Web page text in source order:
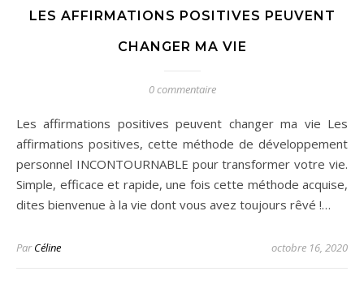
LES AFFIRMATIONS POSITIVES PEUVENT
CHANGER MA VIE
0 commentaire
Les affirmations positives peuvent changer ma vie Les
affirmations positives, cette méthode de développement
personnel INCONTOURNABLE pour transformer votre vie.
Simple, efficace et rapide, une fois cette méthode acquise,
dites bienvenue à la vie dont vous avez toujours rêvé !…
ParCéline octobre 16, 2020